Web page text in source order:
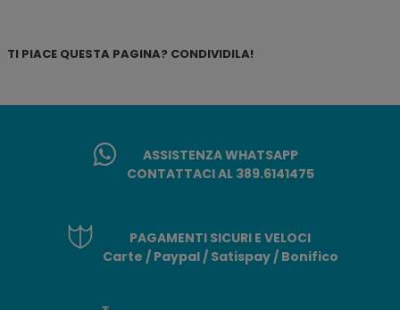
TI PIACE QUESTA PAGINA? CONDIVIDILA!
ASSISTENZA WHATSAPP
CONTATTACI AL 389.6141475
PAGAMENTI SICURI E VELOCI
Carte / Paypal / Satispay / Bonifico